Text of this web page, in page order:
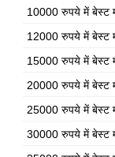
10000 रुपये में बेस्ट
12000 रुपये में बेस्ट
15000 रुपये में बेस्ट
20000 रुपये में बेस्ट
25000 रुपये में बेस्ट
30000 रुपये में बेस्ट